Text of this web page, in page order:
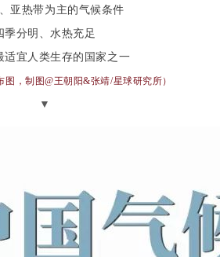
亚热带为主的气候条件
季分明、水热充足
适宜人类生存的国家之一
图，制图@王朝阳&张靖/星球研究所）
▼